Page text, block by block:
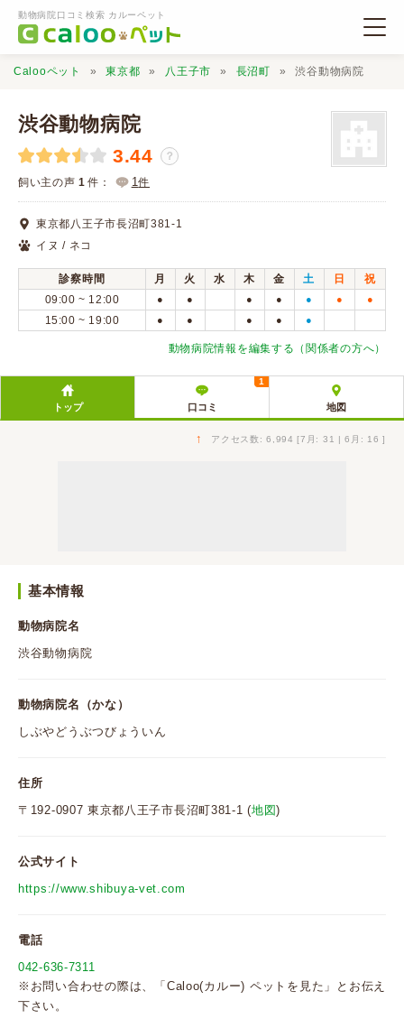
動物病院口コミ検索 カルーペット
動物病院検索
口コミ検索
Calooペットとは？
Calooペット 東京都 八王子市 長沼町 渋谷動物病院
渋谷動物病院
3.44 ？
飼い主の声 1 件： 1件
東京都八王子市長沼町381-1
イヌ / ネコ
診察時間 月 火 水 木 金 土 日
祝
09:00 ~ 12:00
● ● ● ● ● ● ●
15:00 ~ 19:00 ● ● ● ● ●
動物病院情報を編集する（関係者の方へ）
トップ 口コミ
1
地図
↑ アクセス数: 6,994 [7月: 31 | 6月: 16 ]
基本情報
動物病院名
渋谷動物病院
動物病院名（かな）
しぶやどうぶつびょういん
住所
〒192-0907 東京都八王子市長沼町381-1 (地図)
公式サイト
https://www.shibuya-vet.com
電話
042-636-7311
※お問い合わせの際は、「Caloo(カルー) ペットを見た」とお伝え
下さい。